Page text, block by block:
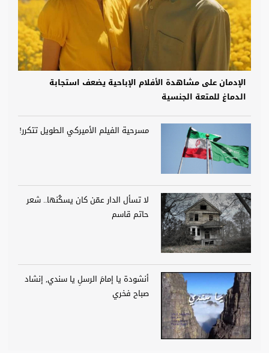
الإدمان على مشاهدة الأفلام الإباحية يضعف استجابة
الدماغ للمتعة الجنسية
مسرحية الفيلم الأميركي الطويل تتكرر!
لا تسأل الدار عمّن كان يسكُنها.. شعر
حاتم قاسم
أنشودة يا إمامَ الرسلِ يا سندي, إنشاد
صباح فخري